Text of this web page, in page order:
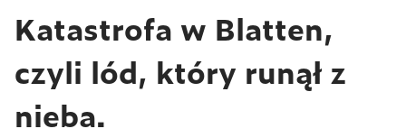
Katastrofa w Blatten,
czyli lód, który runął z
nieba.